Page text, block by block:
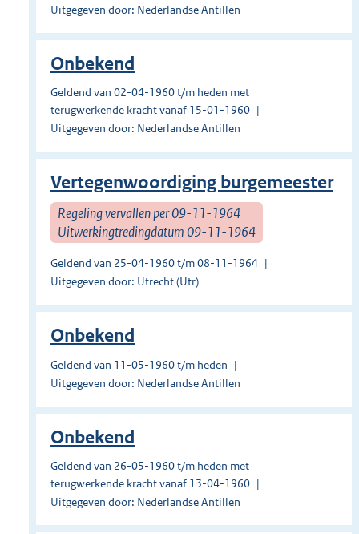
Uitgegeven door: Nederlandse Antillen
Onbekend
Geldend van 02-04-1960 t/m heden met
terugwerkende kracht vanaf 15-01-1960
Uitgegeven door: Nederlandse Antillen
Vertegenwoordiging burgemeester
Regeling vervallen per 09-11-1964
Uitwerkingtredingdatum 09-11-1964
Geldend van 25-04-1960 t/m 08-11-1964
Uitgegeven door: Utrecht (Utr)
Onbekend
Geldend van 11-05-1960 t/m heden
Uitgegeven door: Nederlandse Antillen
Onbekend
Geldend van 26-05-1960 t/m heden met
terugwerkende kracht vanaf 13-04-1960
Uitgegeven door: Nederlandse Antillen